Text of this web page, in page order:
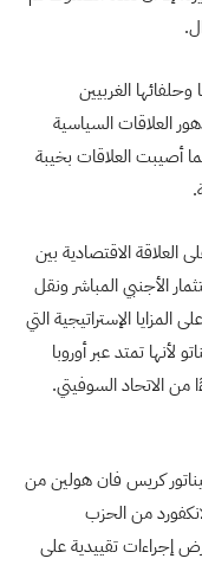
الغربيين
العلاقات السياسية
أصيبت العلاقات بخيبة
الاقتصادية بين
الأجنبي المباشر ونقل
المزايا الإستراتيجية التي
لأنها تمتد عبر أوروبا
من الاتحاد السوفيتي.
كريس فان هولين من
من الحزب
إجراءات تقييدية على